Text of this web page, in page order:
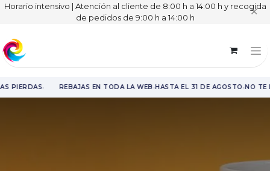
Horario intensivo | Atención al cliente de 8:00 h a 14:00 h y recogida
de pedidos de 9:00 h a 14:00 h
✕
PIERDAS· REBAJAS EN TODA LA WEB·HASTA EL 31 DE AGOSTO·NO TE